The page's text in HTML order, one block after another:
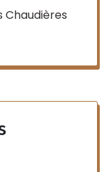
Chaudières